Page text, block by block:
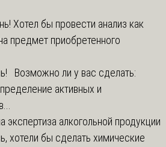
Хотел бы провести анализ как
предмет приобретенного
Возможно ли у вас сделать:
активных и
экспертиза алкогольной продукции
хотели бы сделать химические